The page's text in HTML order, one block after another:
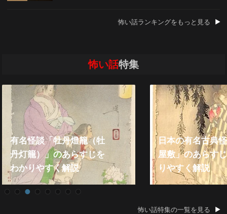
怖い話ランキングをもっと見る
怖い話特集
談「牡丹燈籠（牡
）」のあらすじを
やすく解説
日本の有名古典怪談「皿
屋敷」のあらすじをわか
りやすく解説
怖い話特集の一覧を見る